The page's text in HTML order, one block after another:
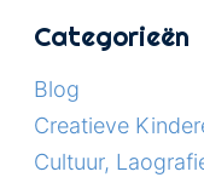
Categorieën
Blog
Creatieve
Cultuur,